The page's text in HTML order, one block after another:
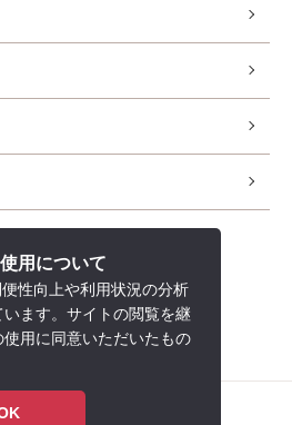
用について
性向上や利用状況の分析
ます。サイトの閲覧を継
用に同意いただいたもの
© ユカアンドアルファ